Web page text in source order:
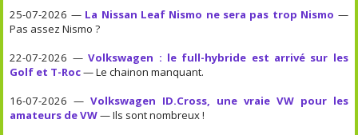
25-07-2026 — La Nissan Leaf Nismo ne sera pas trop Nismo —
Pas assez Nismo ?
22-07-2026 —Volkswagen : le full-hybride est arrivé sur les
Golf et T-Roc— Le chainon manquant.
16-07-2026 —Volkswagen ID.Cross, une vraie VW pour les
amateurs de VW— Ils sont nombreux !